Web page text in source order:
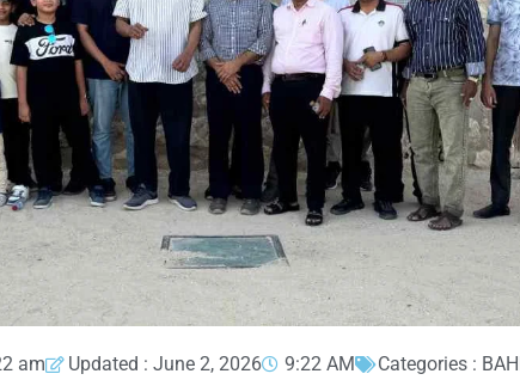
am Updated : June 2, 2026 9:22 AM Categories :